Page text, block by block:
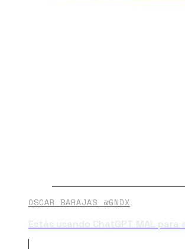
OSCAR BARAJAS @GNDX